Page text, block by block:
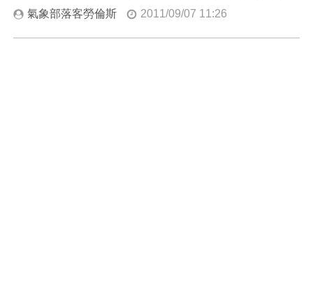
氣象部落客勞倫斯 2011/09/07 11:26